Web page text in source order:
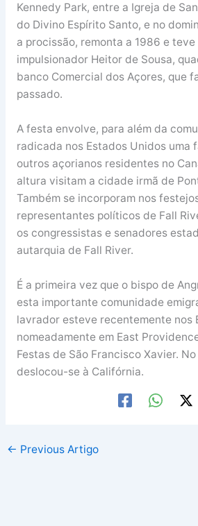
Kennedy Park, entre a Igreja de
do Divino Espírito Santo, e no
a procissão, remonta a 1986 e
impulsionador Heitor de Sousa,
banco Comercial dos Açores, que
passado.
A festa envolve, para além da
radicada nos Estados Unidos uma
outros açorianos residentes no
altura visitam a cidade irmã de
Também se incorporam nos
representantes políticos de Fall
os congressistas e senadores
autarquia de Fall River.
É a primeira vez que o bispo de
esta importante comunidade
lavrador esteve recentemente nos
nomeadamente em East
Festas de São Francisco Xavier.
deslocou-se à Califórnia.
← Previous Artigo